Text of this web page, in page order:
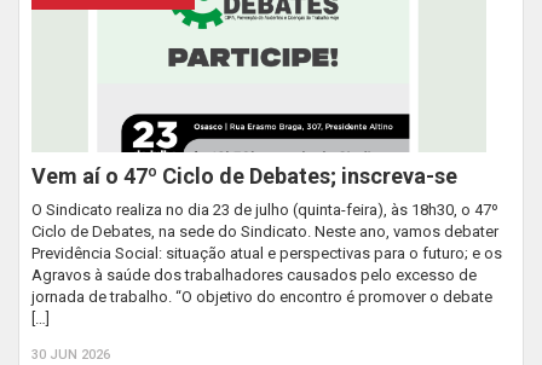
Vem aí o 47º Ciclo de Debates; inscreva-se
O Sindicato realiza no dia 23 de julho (quinta-feira), às 18h30, o 47º
Ciclo de Debates, na sede do Sindicato. Neste ano, vamos debater
Previdência Social: situação atual e perspectivas para o futuro; e os
Agravos à saúde dos trabalhadores causados pelo excesso de
jornada de trabalho. “O objetivo do encontro é promover o debate
[…]
30 JUN 2026